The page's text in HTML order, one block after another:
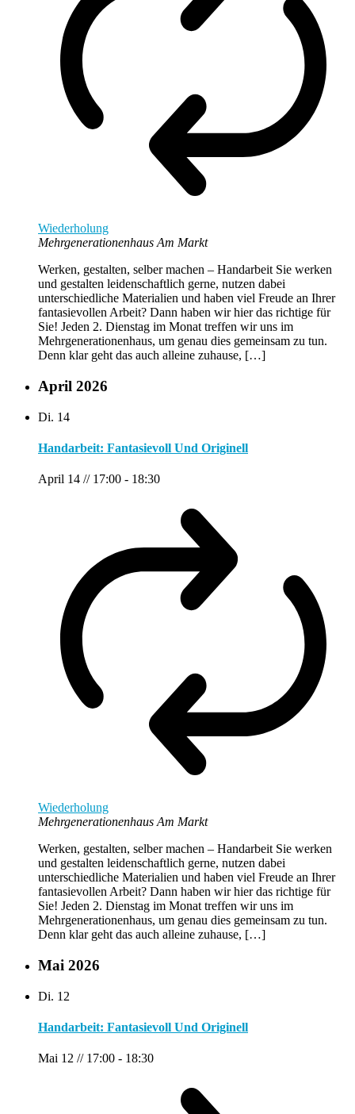
Wiederholung
Mehrgenerationenhaus Am Markt
Werken, gestalten, selber machen – Handarbeit Sie werken
und gestalten leidenschaftlich gerne, nutzen dabei
unterschiedliche Materialien und haben viel Freude an Ihrer
fantasievollen Arbeit? Dann haben wir hier das richtige für
Sie! Jeden 2. Dienstag im Monat treffen wir uns im
Mehrgenerationenhaus, um genau dies gemeinsam zu tun.
Denn klar geht das auch alleine zuhause, […]
April 2026
Di. 14
Handarbeit: Fantasievoll Und Originell
April 14 // 17:00 - 18:30
Wiederholung
Mehrgenerationenhaus Am Markt
Werken, gestalten, selber machen – Handarbeit Sie werken
und gestalten leidenschaftlich gerne, nutzen dabei
unterschiedliche Materialien und haben viel Freude an Ihrer
fantasievollen Arbeit? Dann haben wir hier das richtige für
Sie! Jeden 2. Dienstag im Monat treffen wir uns im
Mehrgenerationenhaus, um genau dies gemeinsam zu tun.
Denn klar geht das auch alleine zuhause, […]
Mai 2026
Di. 12
Handarbeit: Fantasievoll Und Originell
Mai 12 // 17:00 - 18:30